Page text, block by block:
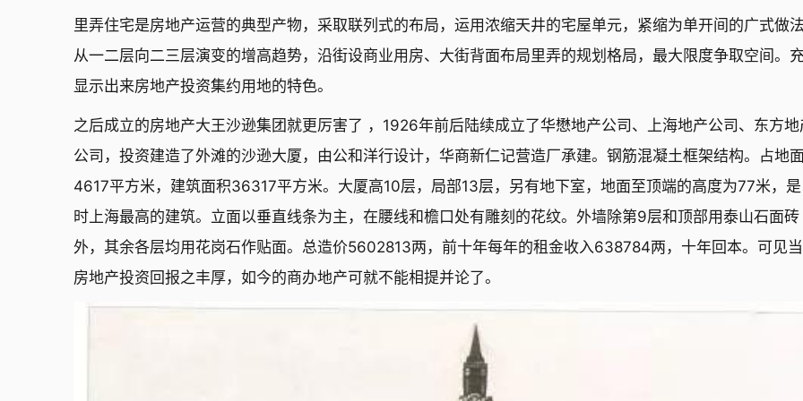
里弄住宅是房地产运营的典型产物，采取联列式的布局，运用浓缩天井的宅屋单元，紧缩为单开间的广式做法
从一二层向二三层演变的增高趋势，沿街设商业用房、大街背面布局里弄的规划格局，最大限度争取空间。
显示出来房地产投资集约用地的特色。
之后成立的房地产大王沙逊集团就更厉害了 ，1926年前后陆续成立了华懋地产公司、上海地产公司、东方地
公司，投资建造了外滩的沙逊大厦，由公和洋行设计，华商新仁记营造厂承建。钢筋混凝土框架结构。占地
4617平方米，建筑面积36317平方米。大厦高10层，局部13层，另有地下室，地面至顶端的高度为77米，是
时上海最高的建筑。立面以垂直线条为主，在腰线和檐口处有雕刻的花纹。外墙除第9层和顶部用泰山石面砖
外，其余各层均用花岗石作贴面。总造价5602813两，前十年每年的租金收入638784两，十年回本。可见
房地产投资回报之丰厚，如今的商办地产可就不能相提并论了。